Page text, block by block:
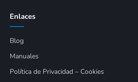
Enlaces
Blog
Manuales
Política de Privacidad – Cookies